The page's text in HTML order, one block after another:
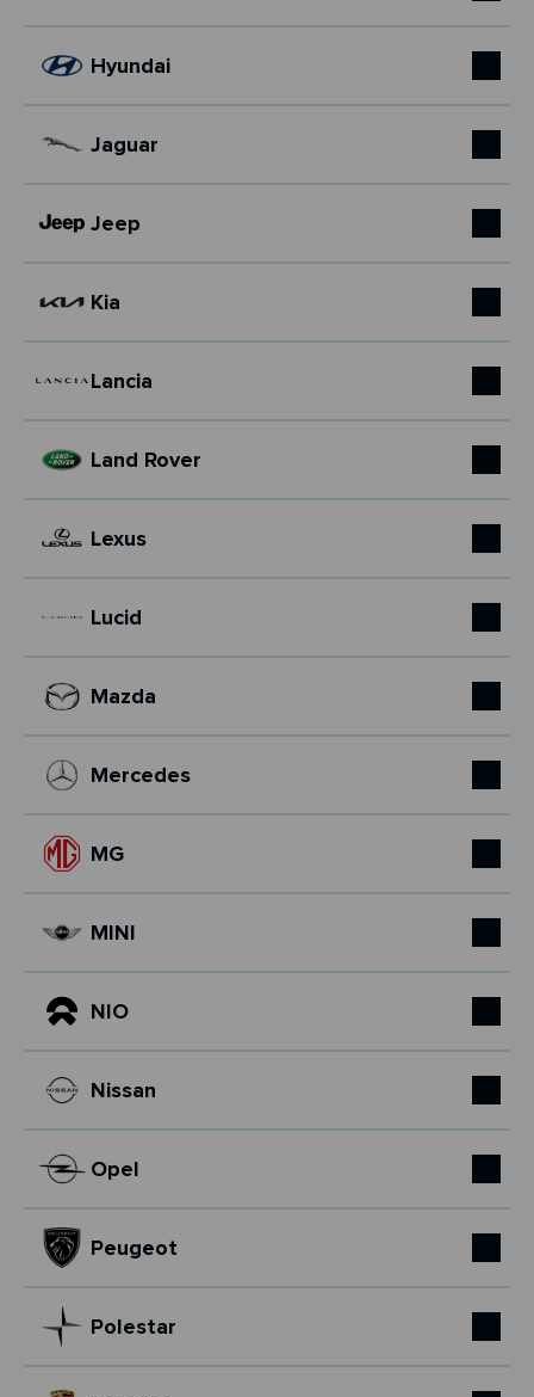
Hyundai
Jaguar
Jeep
Kia
Lancia
Land Rover
Lexus
Lucid
Mazda
Mercedes
MG
MINI
NIO
Nissan
Opel
Peugeot
Polestar